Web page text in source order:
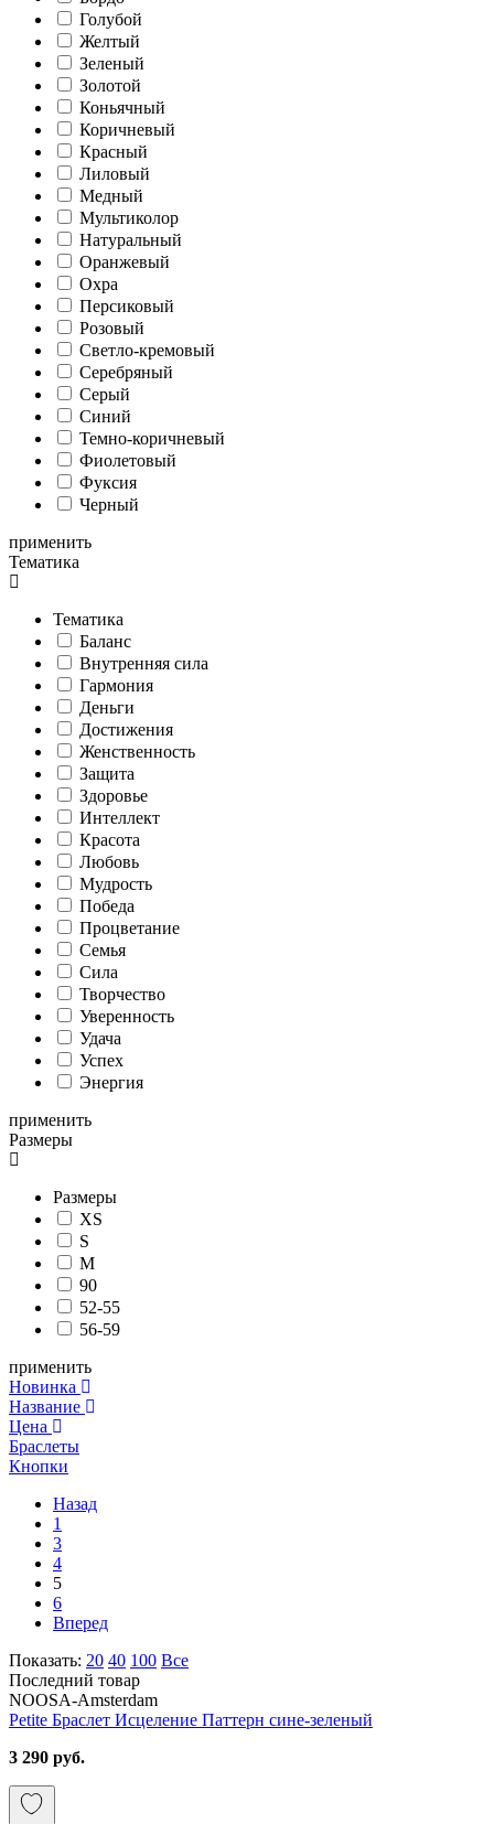
Голубой
Желтый
Зеленый
Золотой
Коньячный
Коричневый
Красный
Лиловый
Медный
Мультиколор
Натуральный
Оранжевый
Охра
Персиковый
Розовый
Светло-кремовый
Серебряный
Серый
Синий
Темно-коричневый
Фиолетовый
Фуксия
Черный
применить
Тематика
Тематика
Баланс
Внутренняя сила
Гармония
Деньги
Достижения
Женственность
Защита
Здоровье
Интеллект
Красота
Любовь
Мудрость
Победа
Процветание
Семья
Сила
Творчество
Уверенность
Удача
Успех
Энергия
применить
Размеры
Размеры
XS
S
M
90
52-55
56-59
применить
Новинка
Название
Цена
Браслеты
Кнопки
Назад
1
3
4
5
6
Вперед
Показать: 20 40 100 Все
Последний товар
NOOSA-Amsterdam
Petite Браслет Исцеление Паттерн сине-зеленый
3 290 руб.